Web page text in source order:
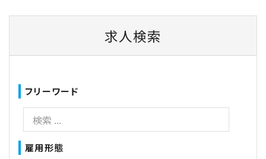
求人検索
フリーワード
雇用形態